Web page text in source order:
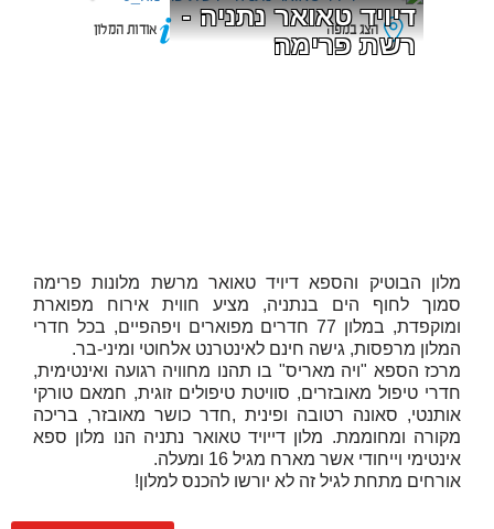
דיויד טאואר נתניה -
רשת פרימה
הצג במפה אודות המלון
מלון הבוטיק והספא דיויד טאואר מרשת מלונות פרימה
סמוך לחוף הים בנתניה, מציע חווית אירוח מפוארת
ומוקפדת, במלון 77 חדרים מפוארים ויפהפיים, בכל חדרי
המלון מרפסות, גישה חינם לאינטרנט אלחוטי ומיני-בר.
מרכז הספא "ויה מאריס" בו תהנו מחוויה רגועה ואינטימית,
חדרי טיפול מאובזרים, סוויטת טיפולים זוגית, חמאם טורקי
אותנטי, סאונה רטובה ופינית ,חדר כושר מאובזר, בריכה
מקורה ומחוממת. מלון דייויד טאואר נתניה הנו מלון ספא
אינטימי וייחודי אשר מארח מגיל 16 ומעלה.
אורחים מתחת לגיל זה לא יורשו להכנס למלון!